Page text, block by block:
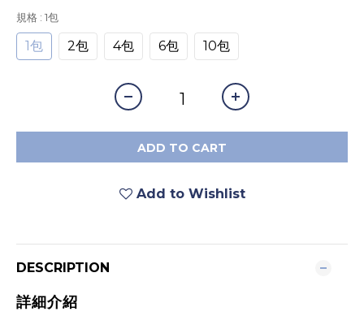
規格 : 1包
1包 2包 4包 6包 10包
ADD TO CART
Add to Wishlist
DESCRIPTION
詳細介紹